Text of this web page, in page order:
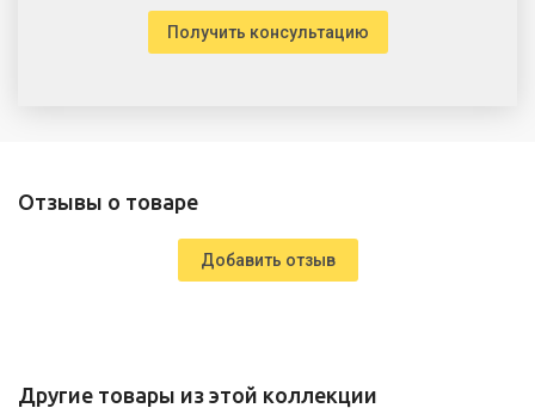
Получить консультацию
Отзывы о товаре
Добавить отзыв
Другие товары из этой коллекции